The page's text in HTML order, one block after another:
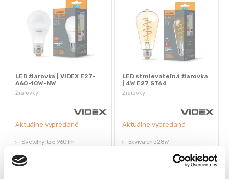
Žiarovky
LED žiarovka | VIDEX E27-
A60-10W-NW
Aktuálne vypredané
Svetelný tok: 960 lm
Závit: E27
Žiarovky
LED stmievateľná žiarovka
| 4W E27 ST64
Aktuálne vypredané
Ekvivalent: 28W